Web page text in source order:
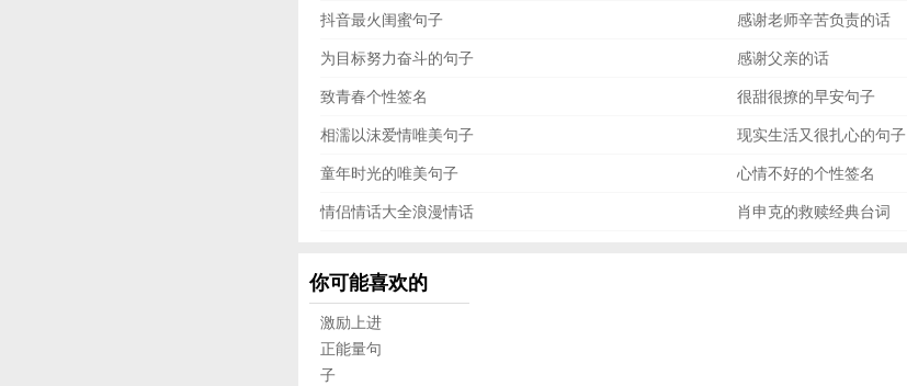
抖音最火闺蜜句子 感谢老师辛苦负责的话
为目标努力奋斗的句子 感谢父亲的话
致青春个性签名 很甜很撩的早安句子
相濡以沫爱情唯美句子 现实生活又很扎心的句子
童年时光的唯美句子 心情不好的个性签名
情侣情话大全浪漫情话 肖申克的救赎经典台词
你可能喜欢的
激励上进
正能量句
子